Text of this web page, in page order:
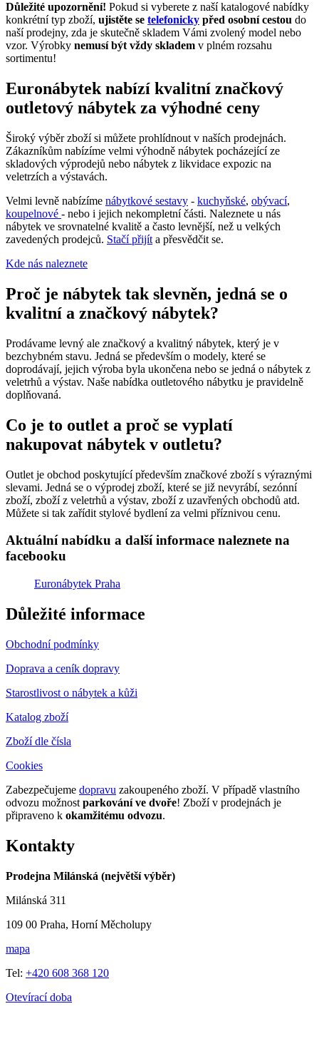
Důležité upozornění! Pokud si vyberete z naší katalogové nabídky
konkrétní typ zboží, ujistěte se telefonicky před osobní cestou do
naší prodejny, zda je skutečně skladem Vámi zvolený model nebo
vzor. Výrobky nemusí být vždy skladem v plném rozsahu
sortimentu!
Euronábytek nabízí kvalitní značkový
outletový nábytek za výhodné ceny
Široký výběr zboží si můžete prohlídnout v naších prodejnách.
Zákazníkům nabízíme velmi výhodně nábytek pocházející ze
skladových výprodejů nebo nábytek z likvidace expozic na
veletrzích a výstavách.
Velmi levně nabízíme nábytkové sestavy - kuchyňské, obývací,
koupelnové - nebo i jejich nekompletní části. Naleznete u nás
nábytek ve srovnatelné kvalitě a často levnější, než u velkých
zavedených prodejců. Stačí přijít a přesvědčit se.
Kde nás naleznete
Proč je nábytek tak slevněn, jedná se o
kvalitní a značkový nábytek?
Prodávame levný ale značkový a kvalitný nábytek, který je v
bezchybném stavu. Jedná se především o modely, které se
doprodávají, jejich výroba byla ukončena nebo se jedná o nábytek z
veletrhů a výstav. Naše nabídka outletového nábytku je pravidelně
doplňovaná.
Co je to outlet a proč se vyplatí
nakupovat nábytek v outletu?
Outlet je obchod poskytující především značkové zboží s výraznými
slevami. Jedná se o výprodej zboží, které se již nevyrábí, sezónní
zboží, zboží z veletrhů a výstav, zboží z uzavřených obchodů atd.
Můžete si tak zařídit stylové bydlení za velmi příznivou cenu.
Aktuální nabídku a další informace naleznete na
facebooku
Euronábytek Praha
Důležité informace
Obchodní podmínky
Doprava a ceník dopravy
Starostlivost o nábytek a kůži
Katalog zboží
Zboží dle čísla
Cookies
Zabezpečujeme dopravu zakoupeného zboží. V případě vlastního
odvozu možnost parkování ve dvoře! Zboží v prodejnách je
připraveno k okamžitému odvozu.
Kontakty
Prodejna Milánská (největší výběr)
Milánská 311
109 00 Praha, Horní Měcholupy
mapa
Tel: +420 608 368 120
Otevírací doba